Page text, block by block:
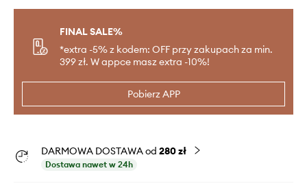
FINAL SALE%
*extra -5% z kodem: OFF przy zakupach za min.
399 zł. W appce masz extra -10%!
Pobierz APP
DARMOWA DOSTAWA od 280 zł
Dostawa nawet w 24h